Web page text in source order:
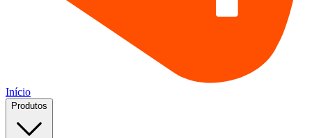
Início
Produtos